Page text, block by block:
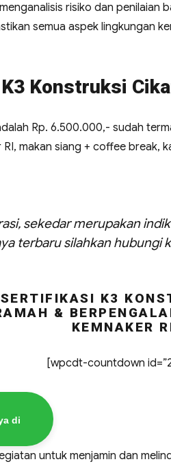
risiko dan penilaian
semua aspek lingkungan
Konstruksi
Rp. 6.500.000,- sudah
makan siang + coffee break,
sekedar merupakan
terbaru silahkan hubungi
K3
&
KEMNAKER
[wpcdt-countdown
di
untuk menjamin dan